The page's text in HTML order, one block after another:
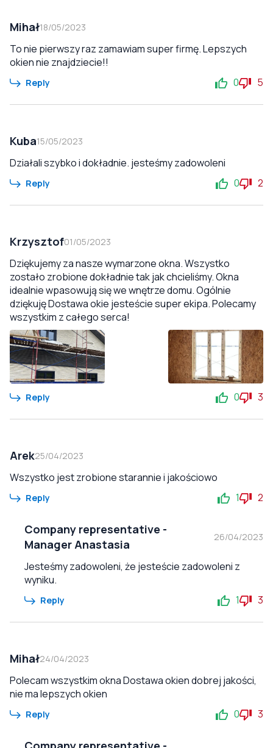
Mihał18/05/2023
To nie pierwszy raz zamawiam super firmę. Lepszych
okien nie znajdziecie!!
Reply 0 5
Kuba15/05/2023
Działali szybko i dokładnie. jesteśmy zadowoleni
Reply 0 2
Krzysztof01/05/2023
Dziękujemy za nasze wymarzone okna. Wszystko
zostało zrobione dokładnie tak jak chcieliśmy. Okna
idealnie wpasowują się we wnętrze domu. Ogólnie
dziękuję Dostawa okie jesteście super ekipa. Polecamy
wszystkim z całego serca!
Reply 0 3
Arek25/04/2023
Wszystko jest zrobione starannie i jakościowo
Reply 1 2
Company representative -
Manager Anastasia
26/04/2023
Jesteśmy zadowoleni, że jesteście zadowoleni z
wyniku.
Reply 1 3
Mihał24/04/2023
Polecam wszystkim okna Dostawa okien dobrej jakości,
nie ma lepszych okien
Reply 0 3